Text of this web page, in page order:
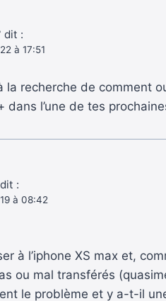
dit :
à 17:51
la recherche de comment
dans l’une de tes
dit :
à 08:42
à l’iphone XS max et,
ou mal transférés
le problème et y a-t-il